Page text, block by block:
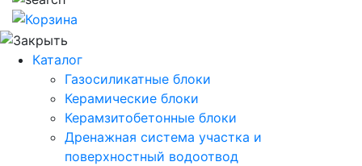
Каталог
Газосиликатные блоки
Керамические блоки
Керамзитобетонные блоки
Дренажная система участка и
поверхностный водоотвод